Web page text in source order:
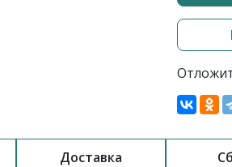
Доставка